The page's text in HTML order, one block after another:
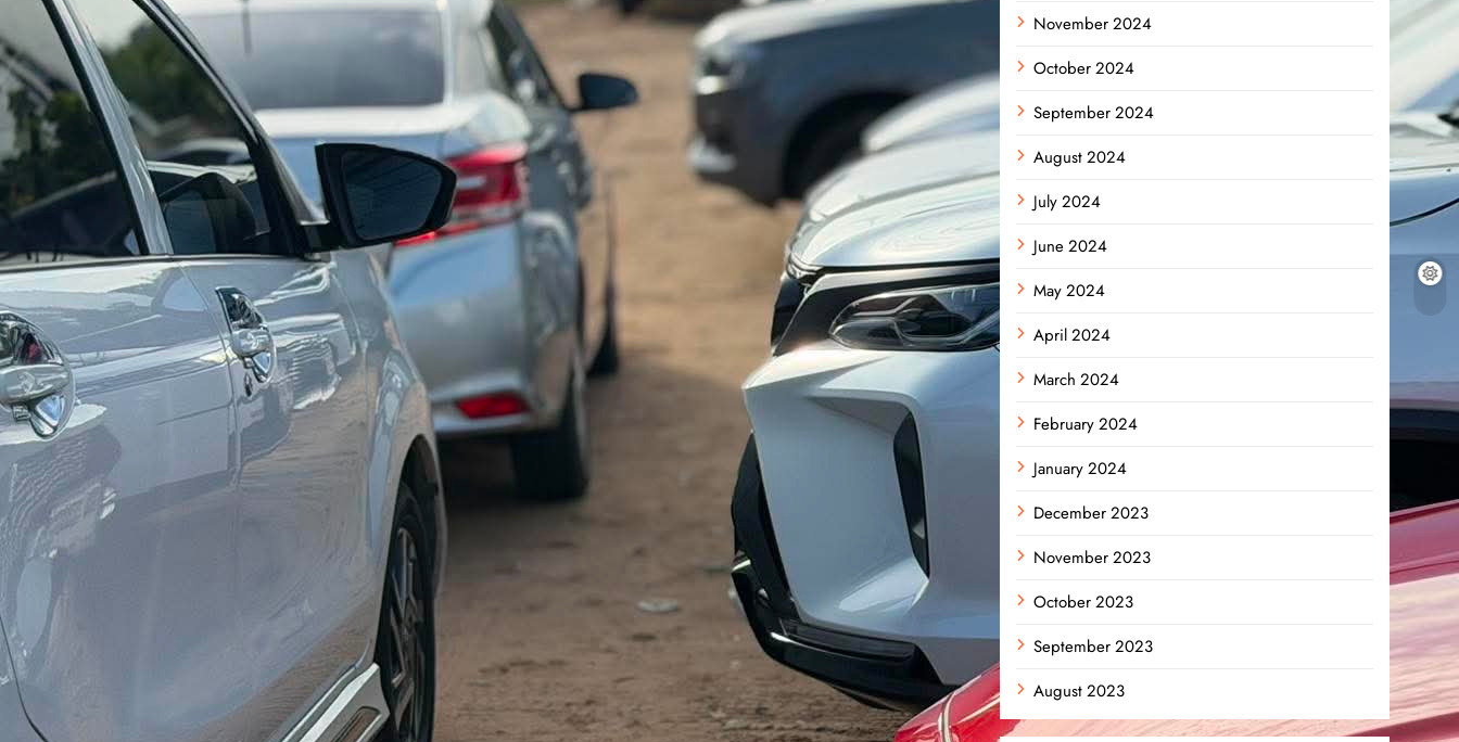
November 2024
October 2024
September 2024
August 2024
July 2024
June 2024
May 2024
April 2024
March 2024
February 2024
January 2024
December 2023
November 2023
October 2023
September 2023
August 2023